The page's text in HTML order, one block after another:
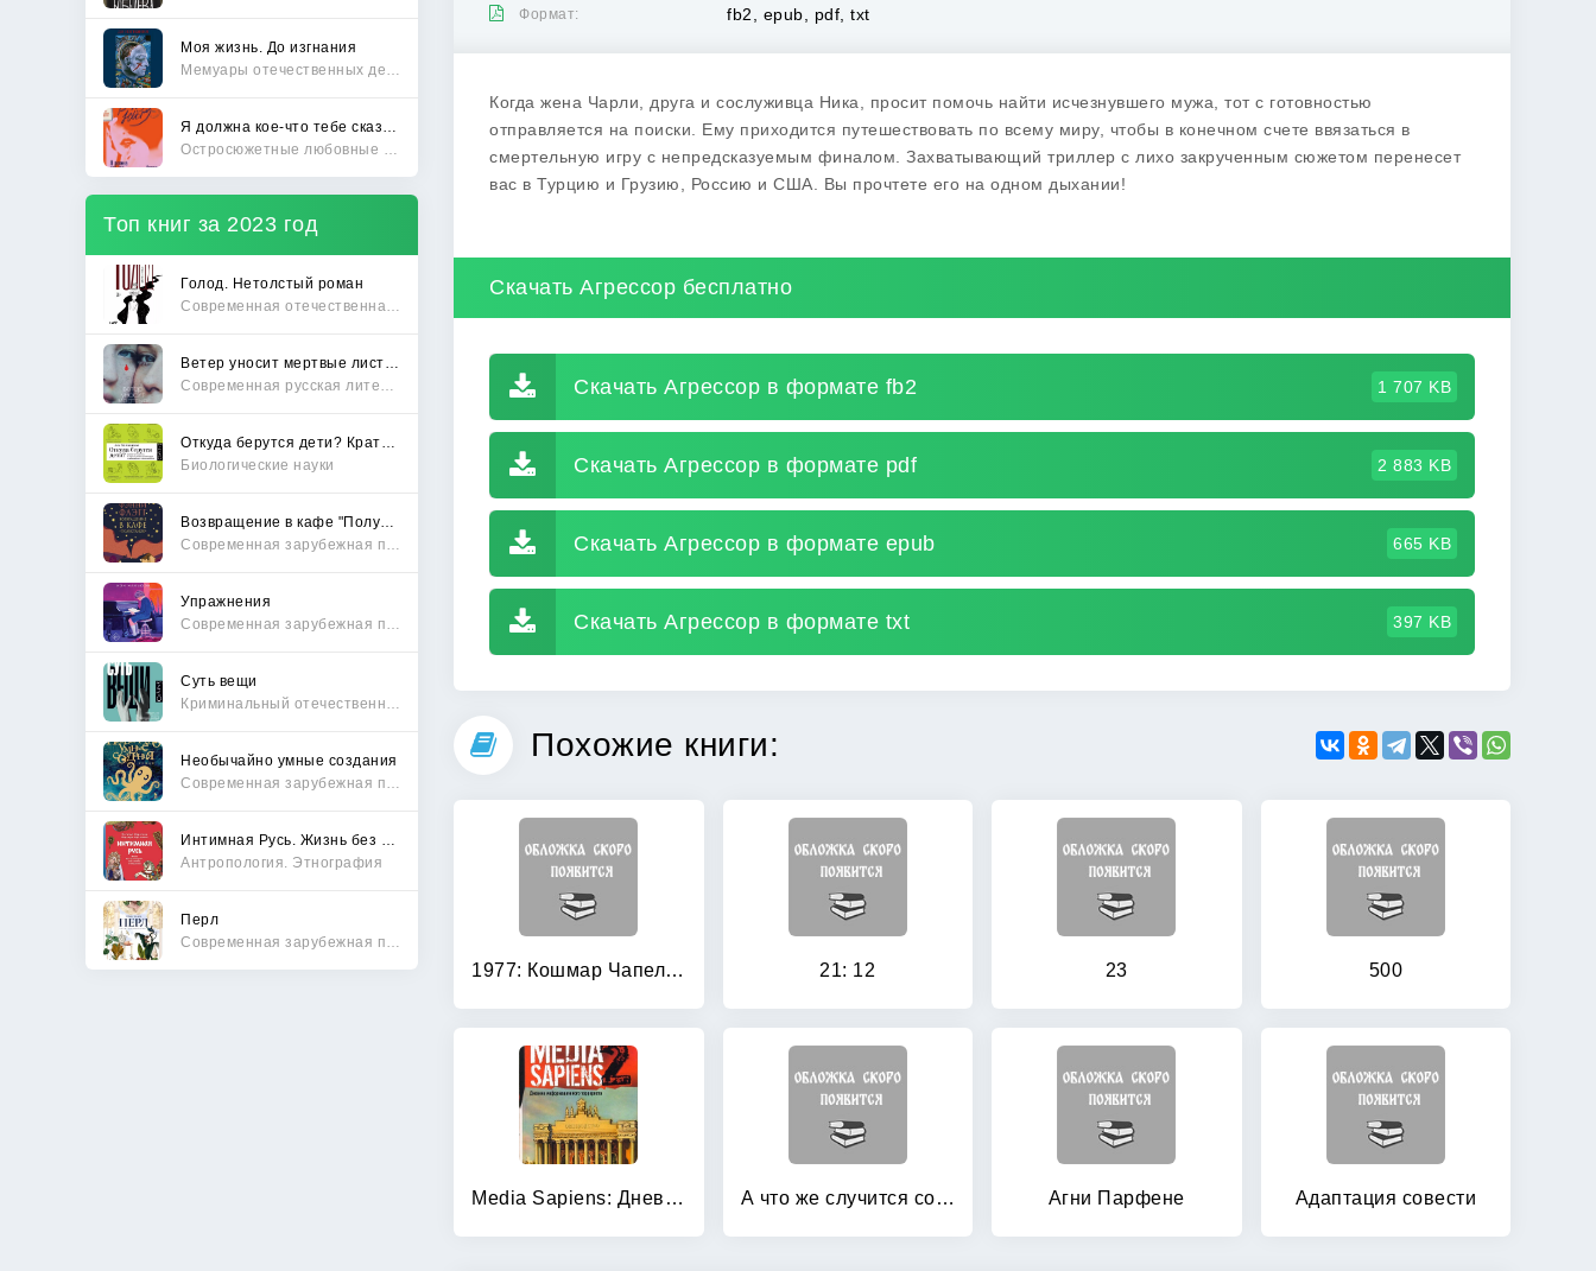
Моя жизнь. До изгнания
Топ книг за 2023 год
Голод. Нетолстый роман
Биологические науки
Упражнения
Суть вещи
Необычайно умные создания
Антропология. Этнография
Перл
Формат: fb2, epub, pdf, txt
Когда жена Чарли, друга и сослуживца Ника, просит помочь найти исчезнувшего мужа, тот с готовностью
отправляется на поиски. Ему приходится путешествовать по всему миру, чтобы в конечном счете ввязаться в
смертельную игру с непредсказуемым финалом. Захватывающий триллер с лихо закрученным сюжетом перенесет
вас в Турцию и Грузию, Россию и США. Вы прочтете его на одном дыхании!
Скачать Агрессор бесплатно
Скачать Агрессор в формате fb2 1 707 KB
Скачать Агрессор в формате pdf 2 883 KB
Скачать Агрессор в формате epub 665 KB
Скачать Агрессор в формате txt 397 KB
Похожие книги:
1977: Кошмар Чапелтауна: Роман 21: 12 23 500
Media Sapiens: Дневник информационного террориста А что же случится со мной? Агни Парфене Адаптация совести